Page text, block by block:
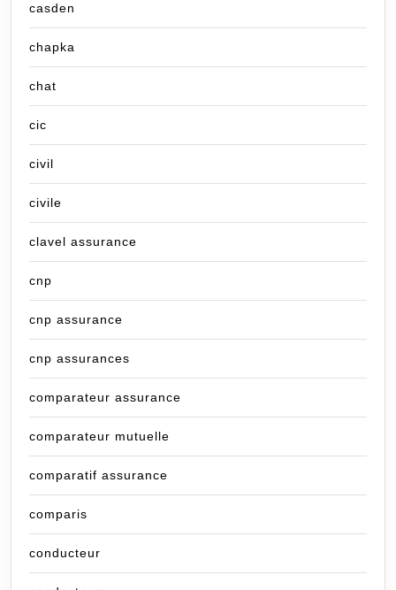
casden
chapka
chat
cic
civil
civile
clavel assurance
cnp
cnp assurance
cnp assurances
comparateur assurance
comparateur mutuelle
comparatif assurance
comparis
conducteur